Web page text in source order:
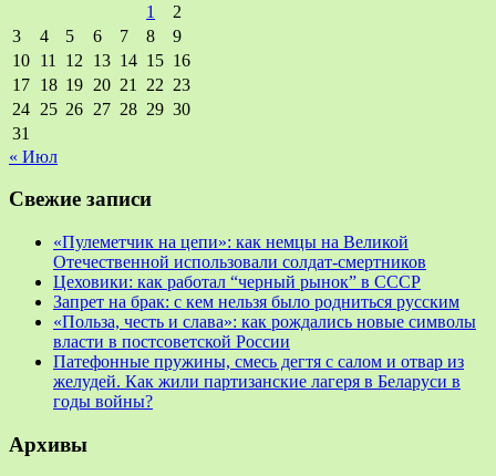
1
2
3
4 5 6 7 8
9
10 11 12 13 14 15 16
17 18 19 20 21 22 23
24 25 26 27 28 29 30
31
« Июл
Свежие записи
«Пулеметчик на цепи»: как немцы на Великой
Отечественной использовали солдат-смертников
Цеховики: как работал “черный рынок” в СССР
Запрет на брак: с кем нельзя было родниться русским
«Польза, честь и слава»: как рождались новые символы
власти в постсоветской России
Патефонные пружины, смесь дегтя с салом и отвар из
желудей. Как жили партизанские лагеря в Беларуси в
годы войны?
Архивы